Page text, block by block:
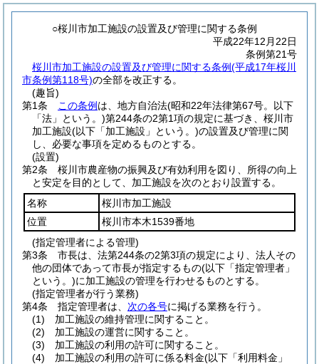
○桜川市加工施設の設置及び管理に関する条例
平成22年12月22日
条例第21号
桜川市加工施設の設置及び管理に関する条例(平成17年桜川
市条例第118号)の全部を改正する。
(趣旨)
第1条
この条例 は、地方自治法(昭和22年法律第67号。以下
「法」という。)第244条の2第1項の規定に基づき、桜川市
加工施設(以下「加工施設」という。)の設置及び管理に関
し、必要な事項を定めるものとする。
(設置)
第2条
桜川市農産物の振興及び有効利用を図り、所得の向上
と安定を目的として、加工施設を次のとおり設置する。
名称
桜川市加工施設
位置
桜川市本木1539番地
(指定管理者による管理)
第3条
市長は、法第244条の2第3項の規定により、法人その
他の団体であって市長が指定するもの(以下「指定管理者」
という。)に加工施設の管理を行わせるものとする。
(指定管理者が行う業務)
第4条
指定管理者は、 次の各号に掲げる業務を行う。
(1)
加工施設の維持管理に関すること。
(2)
加工施設の運営に関すること。
(3)
加工施設の利用の許可に関すること。
(4)
加工施設の利用の許可に係る料金(以下「利用料金」